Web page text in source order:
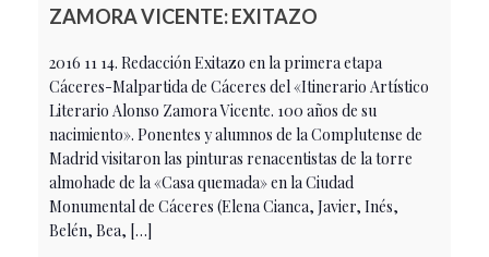
ZAMORA VICENTE: EXITAZO
2016 11 14. Redacción Exitazo en la primera etapa
Cáceres-Malpartida de Cáceres del «Itinerario Artístico
Literario Alonso Zamora Vicente. 100 años de su
nacimiento». Ponentes y alumnos de la Complutense de
Madrid visitaron las pinturas renacentistas de la torre
almohade de la «Casa quemada» en la Ciudad
Monumental de Cáceres (Elena Cianca, Javier, Inés,
Belén, Bea, […]